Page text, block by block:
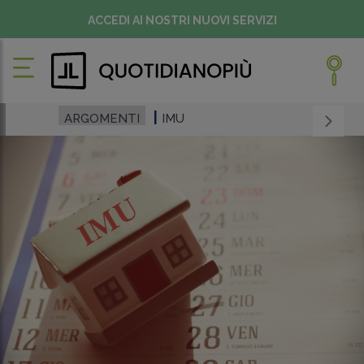
ACCEDI AI NOSTRI NUOVI SERVIZI
ARGOMENTI IMU